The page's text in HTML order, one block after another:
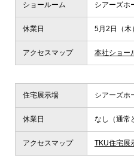
サイトマップ
ショールーム シアーズホ
休業日 5月2日（木
アクセスマップ 本社ショー
住宅展示場 シアーズホ
休業日 なし（通常
アクセスマップ TKU住宅展